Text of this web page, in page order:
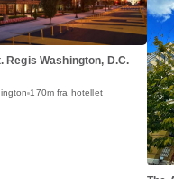
Regis Washington, D.C.
170m fra hotellet